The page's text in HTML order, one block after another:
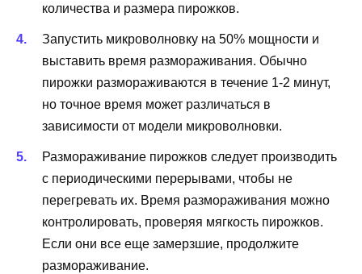
количества и размера пирожков.
Запустить микроволновку на 50% мощности и
выставить время размораживания. Обычно
пирожки размораживаются в течение 1-2 минут,
но точное время может различаться в
зависимости от модели микроволновки.
Размораживание пирожков следует производить
с периодическими перерывами, чтобы не
перегревать их. Время размораживания можно
контролировать, проверяя мягкость пирожков.
Если они все еще замерзшие, продолжите
размораживание.